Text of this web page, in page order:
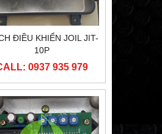
ĐIỀU KHIỂN JOIL JIT-
10P
0937 935 979